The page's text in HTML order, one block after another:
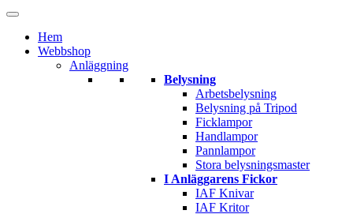
Hem
Webbshop
Anläggning
Belysning
Arbetsbelysning
Belysning på Tripod
Ficklampor
Handlampor
Pannlampor
Stora belysningsmaster
I Anläggarens Fickor
IAF Knivar
IAF Kritor